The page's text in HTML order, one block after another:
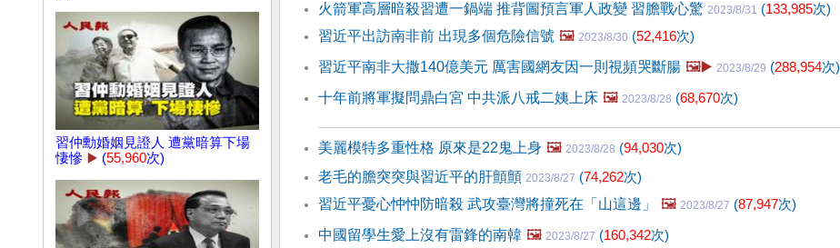
習仲勳婚姻見證人 遭黨暗算下場
悽慘 ▶️ (55,960次)
火箭軍高層暗殺習遭一鍋端 推背圖預言軍人政變 習膽戰心驚 2023/8/31 (133,985次)
習近平出訪南非前 出現多個危險信號 🖼️ 2023/8/30 (52,416次)
習近平南非大撒140億美元 厲害國網友因一則視頻哭斷腸 🖼️▶️ 2023/8/29 (288,954次)
十年前將軍擬問鼎白宮 中共派八戒二姨上床 🖼️ 2023/8/28 (68,670次)
美麗模特多重性格 原來是22鬼上身 🖼️ 2023/8/28 (94,030次)
老毛的膽突突與習近平的肝顫顫 2023/8/27 (74,262次)
習近平憂心忡忡防暗殺 武攻臺灣將撞死在「山這邊」
🖼️ 2023/8/27 (87,947次)
中國留學生愛上沒有雷鋒的南韓 🖼️ 2023/8/27 (160,342次)